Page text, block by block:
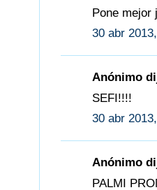
Pone mejor
30 abr
Anónimo
SEFI!!!!
30 abr
Anónimo
PALMI